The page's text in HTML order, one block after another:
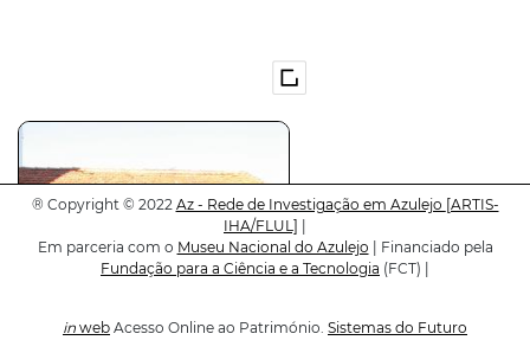
® Copyright © 2022 Az - Rede de Investigação em Azulejo [ARTIS-
IHA/FLUL]
Em parceria com o Museu Nacional do Azulejo | Financiado pela
Fundação para a Ciência e a Tecnologia (FCT) |
in web Acesso Online ao Património. Sistemas do Futuro